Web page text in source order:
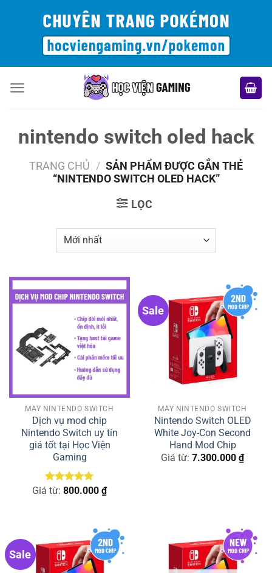
nintendo switch oled hack
TRANG CHỦ / SẢN PHẨM ĐƯỢC GẮN THẺ
“NINTENDO SWITCH OLED HACK”
LỌC
MÁY NINTENDO SWITCH
Dịch vụ mod chip
Nintendo Switch uy tín
giá tốt tại Học Viện
Gaming
Được xếp
Giá từ: 800.000 ₫
Sale
MÁY NINTENDO SWITCH
Nintendo Switch OLED
White Joy-Con Second
Hand Mod Chip
Giá từ: 7.300.000 ₫
Sale